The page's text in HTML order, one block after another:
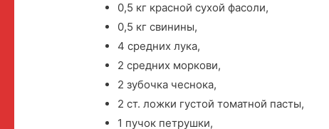
0,5 кг красной сухой фасоли,
0,5 кг свинины,
4 средних лука,
2 средних моркови,
2 зубочка чеснока,
2 ст. ложки густой томатной пасты,
1 пучок петрушки,